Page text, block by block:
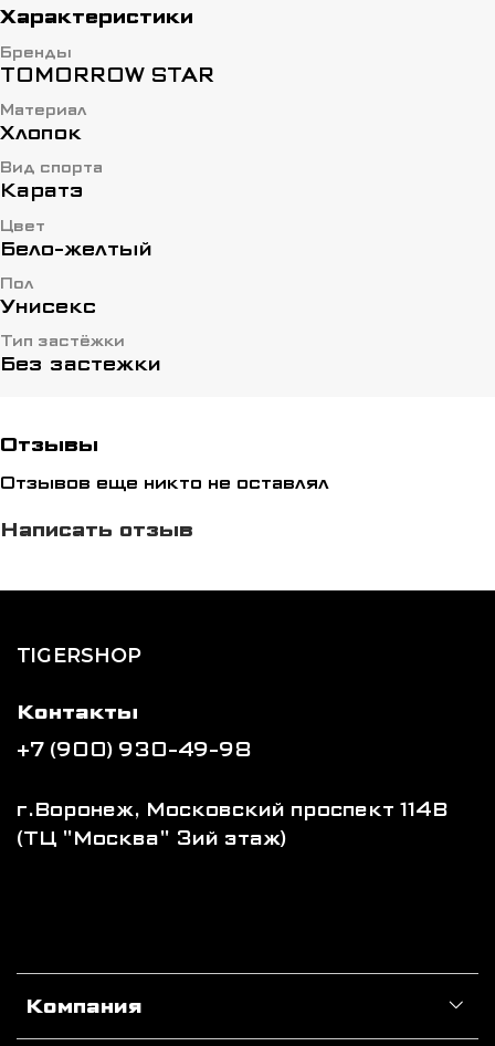
Характеристики
Бренды
TOMORROW STAR
Материал
Хлопок
Вид спорта
Каратэ
Цвет
Бело-желтый
Пол
Унисекс
Тип застёжки
Без застежки
Отзывы
Отзывов еще никто не оставлял
Написать отзыв
TIGERSHOP
Компания
Контакты
+7 (900) 930-49-98
г.Воронеж, Московский проспект 114В
(ТЦ "Москва" 3ий этаж)